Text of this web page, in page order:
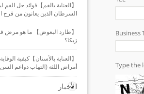
【العناية بالفم】فوائد جل
السرطان الذين يعانون من قرح
【طارد البعوض】 ما هو مرض
زيكا؟
【العناية بالأسنان】كيفية
أمراض اللثة (التهاب دواعم
الأخبار